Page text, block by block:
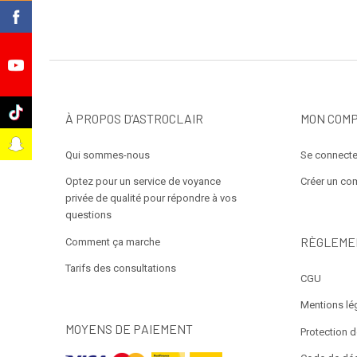
À PROPOS D’ASTROCLAIR
Qui sommes-nous
Optez pour un service de voyance
privée de qualité pour répondre à vos
questions
Comment ça marche
Tarifs des consultations
MOYENS DE PAIEMENT
MON
Se
Créer un
CGU
Mentions
Protection